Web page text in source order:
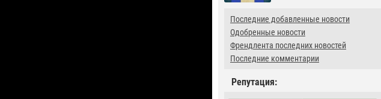
Последние добавленные новости
Одобренные новости
Френдлента последних новостей
Последние комментарии
Репутация: